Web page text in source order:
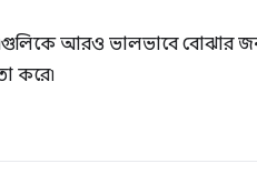
আরও ভালভাবে বোঝার
করে৷